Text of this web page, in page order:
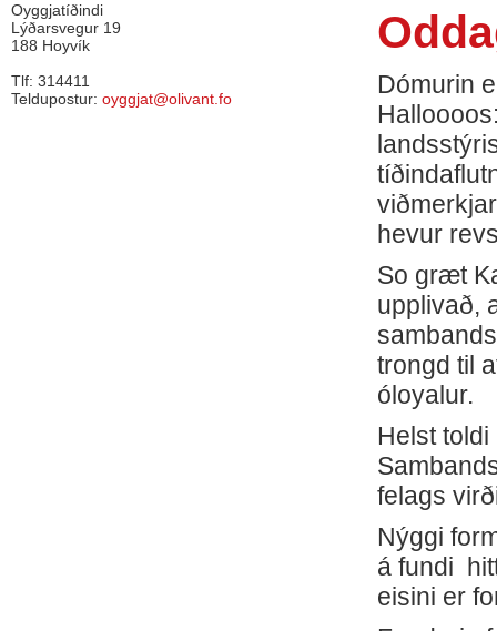
Oyggjatíðindi
Lýðarsvegur 19
188 Hoyvík
Tlf: 314411
Teldupostur: oyggjat@olivant.fo
Dómurin
hevur
So græt
upplivað,
trongd til
óloyalur.
Helst
felags
Nýggi
á fundi
eisini er